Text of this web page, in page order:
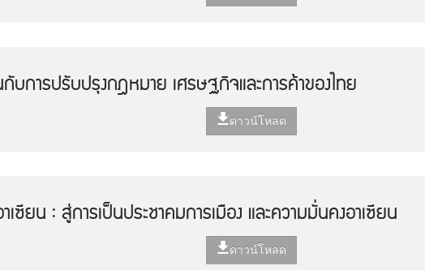
บการปรับปรุงกฎหมาย เศรษฐกิจและการค้าของไทย
ดาวน์โหลด
ซียน : สู่การเป็นประชาคมการเมือง และความมั่นคงอาเซียน
ดาวน์โหลด